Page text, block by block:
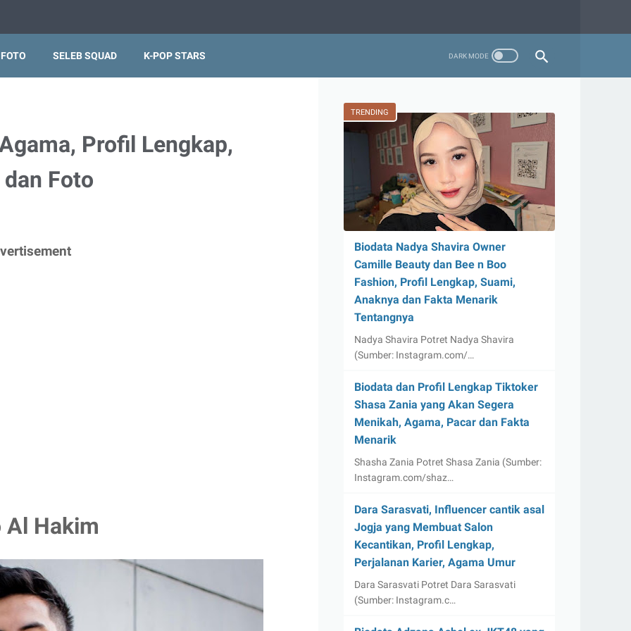
SELEB SQUAD K-POP STARS
Profil Lengkap,
Foto
Al Hakim
TRENDING
Biodata Nadya Shavira Owner
Camille Beauty dan Bee n Boo
Fashion, Profil Lengkap, Suami,
Anaknya dan Fakta Menarik
Tentangnya
Nadya Shavira Potret Nadya Shavira
(Sumber: Instagram.com/…
Biodata dan Profil Lengkap Tiktoker
Shasa Zania yang Akan Segera
Menikah, Agama, Pacar dan Fakta
Menarik
Shasha Zania Potret Shasa Zania (Sumber:
Instagram.com/shaz…
Dara Sarasvati, Influencer cantik asal
Jogja yang Membuat Salon
Kecantikan, Profil Lengkap,
Perjalanan Karier, Agama Umur
Dara Sarasvati Potret Dara Sarasvati
(Sumber: Instagram.c…